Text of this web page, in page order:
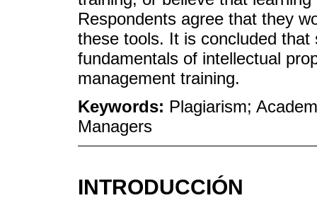
Respondents agree that they
these tools. It is concluded
fundamentals of intellectual
management training.
Keywords: Plagiarism;
Managers
INTRODUCCIÓN